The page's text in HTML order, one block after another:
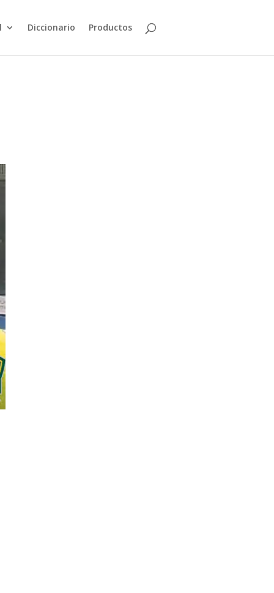
Diccionario Productos